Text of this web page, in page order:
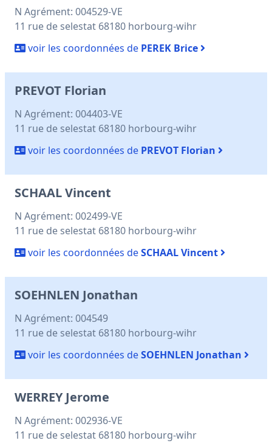
N Agrément: 004529-VE
11 rue de selestat 68180 horbourg-wihr
voir les coordonnées de PEREK Brice
PREVOT Florian
N Agrément: 004403-VE
11 rue de selestat 68180 horbourg-wihr
voir les coordonnées de PREVOT Florian
SCHAAL Vincent
N Agrément: 002499-VE
11 rue de selestat 68180 horbourg-wihr
voir les coordonnées deSCHAAL Vincent
SOEHNLEN Jonathan
N Agrément: 004549
11 rue de selestat 68180 horbourg-wihr
voir les coordonnées deSOEHNLEN Jonathan
WERREY Jerome
N Agrément: 002936-VE
11 rue de selestat 68180 horbourg-wihr